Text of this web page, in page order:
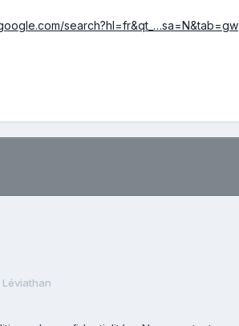
search?hl=fr&qt_…sa=N&tab=gw